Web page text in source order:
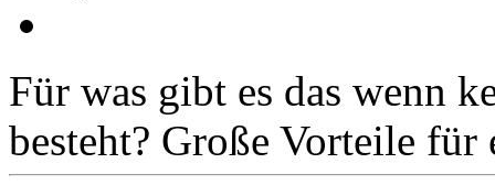
Für was gibt es das wenn
besteht? Große Vorteile